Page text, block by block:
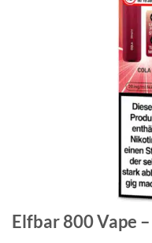
Elfbar 800 Vape